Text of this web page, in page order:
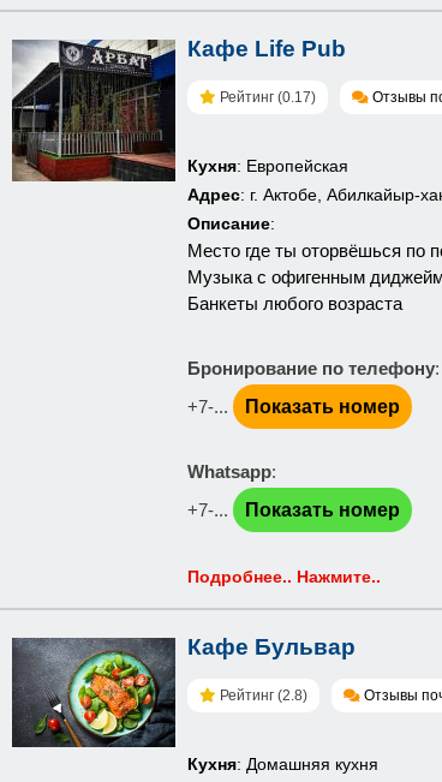
Кафе Life Pub
Рейтинг (0.17) Отзывы
Кухня: Европейская
Адрес: г. Актобе, Абилкайыр-
Описание:
Место где ты оторвёшься по
Музыка с офигенным
Банкеты любого возраста
Бронирование по телефону:
+7-...
Показать номер
Whatsapp:
+7-...
Показать номер
Подробнее.. Нажмите..
Кафе Бульвар
Рейтинг (2.8) Отзывы
Кухня: Домашняя кухня